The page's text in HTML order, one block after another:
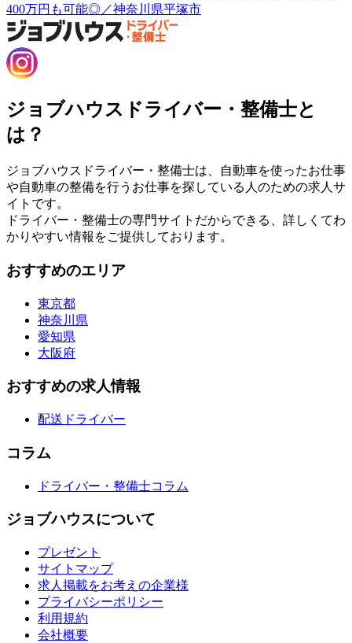
400万円も可能◎／神奈川県平塚市
ジョブハウスドライバー・整備士と
は？
ジョブハウスドライバー・整備士は、自動車を使ったお仕事
や自動車の整備を行うお仕事を探している人のための求人サ
イトです。
ドライバー・整備士の専門サイトだからできる、詳しくてわ
かりやすい情報をご提供しております。
おすすめのエリア
東京都
神奈川県
愛知県
大阪府
おすすめの求人情報
配送ドライバー
コラム
ドライバー・整備士コラム
ジョブハウスについて
プレゼント
サイトマップ
求人掲載をお考えの企業様
プライバシーポリシー
利用規約
会社概要